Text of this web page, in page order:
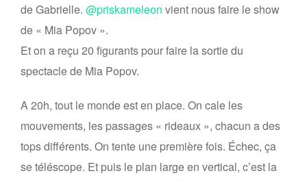
de Gabrielle. @priskameleon vient nous faire le show
de « Mia Popov ».
Et on a reçu 20 figurants pour faire la sortie du
spectacle de Mia Popov.
A 20h, tout le monde est en place. On cale les
mouvements, les passages « rideaux », chacun a des
tops différents. On tente une première fois. Échec, ça
se téléscope. Et puis le plan large en vertical, c’est la